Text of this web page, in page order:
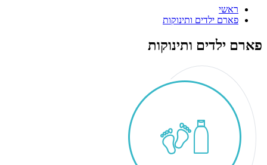
ראשי
פארם ילדים ותינוקות
פארם ילדים ותינוקות